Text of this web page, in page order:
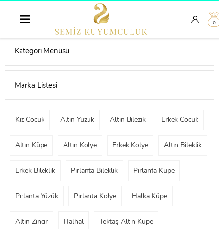
0
Kategori Menüsü
Marka Listesi
Kız Çocuk Altın Yüzük Altın Bilezik Erkek Çocuk
Altın Küpe Altın Kolye Erkek Kolye Altın Bileklik
Erkek Bileklik Pırlanta Bileklik Pırlanta Küpe
Pırlanta Yüzük Pırlanta Kolye Halka Küpe
Altın Zincir Halhal Tektaş Altın Küpe